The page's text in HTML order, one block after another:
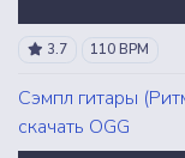
3.7 110 BPM
Сэмпл гитары
скачать OGG